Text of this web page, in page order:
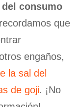
consumo
que
engaños,
la sal del
de goji. ¡No